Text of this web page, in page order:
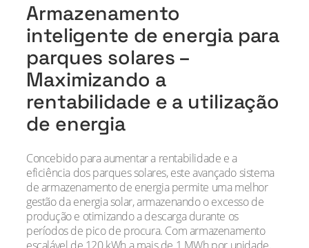
Armazenamento
inteligente de energia para
parques solares –
Maximizando a
rentabilidade e a utilização
de energia
Concebido para aumentar a rentabilidade e a
eficiência dos parques solares, este avançado sistema
de armazenamento de energia permite uma melhor
gestão da energia solar, armazenando o excesso de
produção e otimizando a descarga durante os
períodos de pico de procura. Com armazenamento